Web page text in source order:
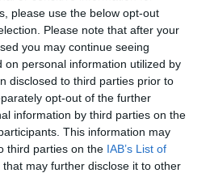
please use the below opt-out
Please note that after your
you may continue seeing
on personal information utilized by
disclosed to third parties prior to
opt-out of the further
information by third parties on the
This information may
third parties on the IAB’s List of
that may further disclose it to other
stabilitást. Fix és váratlan
a számlájukra, és ha elég bátor,
is beüthet a szó
Twitter
, csillagjegyek, 2024 ,nyertesek